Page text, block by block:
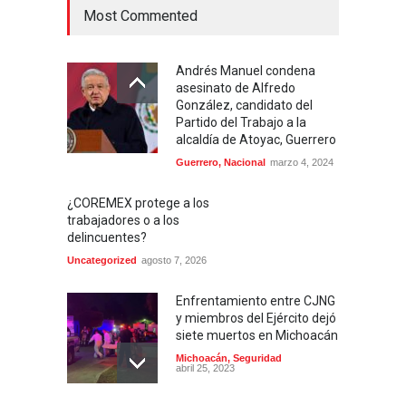
Most Commented
Andrés Manuel condena
asesinato de Alfredo
González, candidato del
Partido del Trabajo a la
alcaldía de Atoyac, Guerrero
Guerrero, Nacional marzo 4, 2024
¿COREMEX protege a los
trabajadores o a los
delincuentes?
Uncategorized agosto 7, 2026
Enfrentamiento entre CJNG
y miembros del Ejército dejó
siete muertos en Michoacán
Michoacán, Seguridad
abril 25, 2023